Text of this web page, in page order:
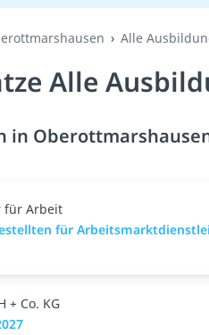
Alle
Alle
für Arbeit
für
+ Co. KG